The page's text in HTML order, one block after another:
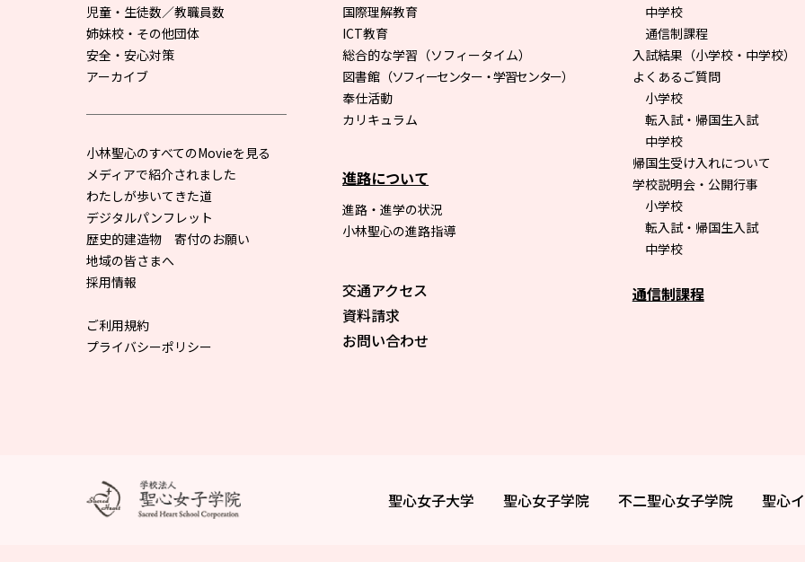
児童・生徒数／教職員数
姉妹校・その他団体
安全・安心対策
アーカイブ
小林聖心のすべてのMovieを見る
メディアで紹介されました
わたしが歩いてきた道
デジタルパンフレット
歴史的建造物 寄付のお願い
地域の皆さまへ
採用情報
ご利用規約
プライバシーポリシー
国際理解教育
ICT教育
総合的な学習（ソフィータイム）
図書館 （ソフィーセンター・学習センター）
奉仕活動
カリキュラム
進路について
進路・進学の状況
小林聖心の進路指導
交通アクセス
資料請求
お問い合わせ
中学校
通信制課程
入試結果（小学校・中学校）
よくあるご質問
小学校
転入試・帰国生入試
中学校
帰国生受け入れについて
学校説明会・公開行事
小学校
転入試・帰国生入試
中学校
通信制課程
聖心女子大学 聖心女子学院 不二聖心女子学院 聖心